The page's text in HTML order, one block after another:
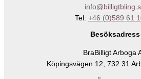
Tel: +46 (0)589 61
Besöksadress
BraBilligt Arboga
Köpingsvägen 12, 732 31